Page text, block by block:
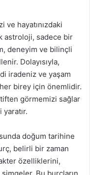
hayatınızdaki
astroloji, sadece bir
deneyim ve bilinçli
Dolayısıyla,
iradeniz ve yaşam
birey için önemlidir.
görmemizi sağlar
doğum tarihine
belirli bir zaman
özelliklerini,